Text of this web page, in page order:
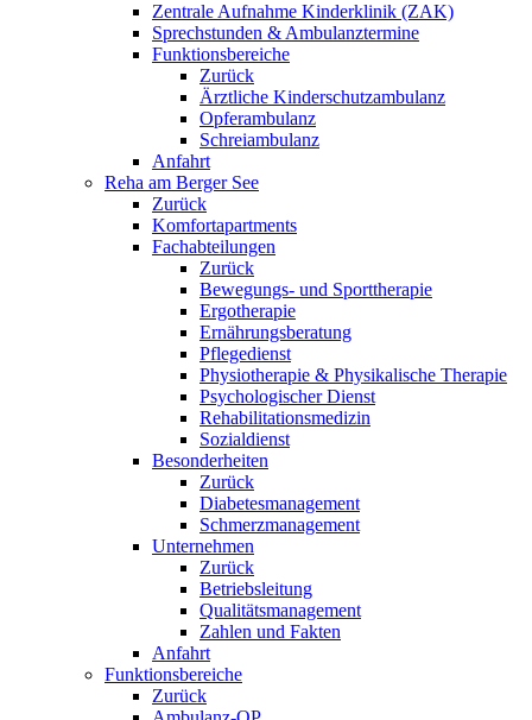
Zentrale Aufnahme Kinderklinik (ZAK)
Sprechstunden & Ambulanztermine
Funktionsbereiche
Zurück
Ärztliche Kinderschutzambulanz
Opferambulanz
Schreiambulanz
Anfahrt
Reha am Berger See
Zurück
Komfortapartments
Fachabteilungen
Zurück
Bewegungs- und Sporttherapie
Ergotherapie
Ernährungsberatung
Pflegedienst
Physiotherapie & Physikalische Therapie
Psychologischer Dienst
Rehabilitationsmedizin
Sozialdienst
Besonderheiten
Zurück
Diabetesmanagement
Schmerzmanagement
Unternehmen
Zurück
Betriebsleitung
Qualitätsmanagement
Zahlen und Fakten
Anfahrt
Funktionsbereiche
Zurück